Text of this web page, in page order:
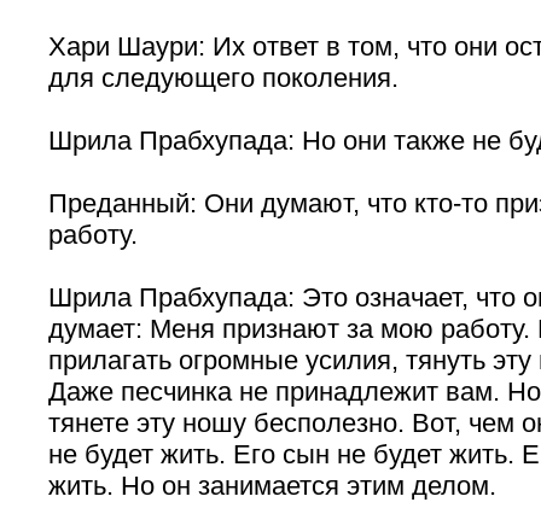
Хари Шаури: Их ответ в том, что они
для следующего поколения.
Шрила Прабхупада: Но они также не
Преданный: Они думают, что кто-то
работу.
Шрила Прабхупада: Это означает, что
думает: Меня признают за мою работу.
прилагать огромные усилия, тянуть эту
Даже песчинка не принадлежит вам.
тянете эту ношу бесполезно. Вот, чем
не будет жить. Его сын не будет жить.
жить. Но он занимается этим делом.